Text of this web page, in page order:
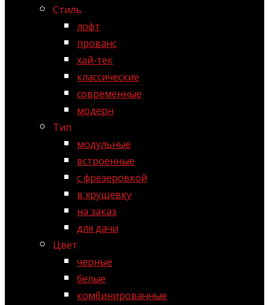
Стиль
лофт
прованс
хай-тек
классические
современные
модерн
Тип
модульные
встроенные
с фрезеровкой
в хрущевку
на заказ
для дачи
Цвет
черные
белые
комбинированные